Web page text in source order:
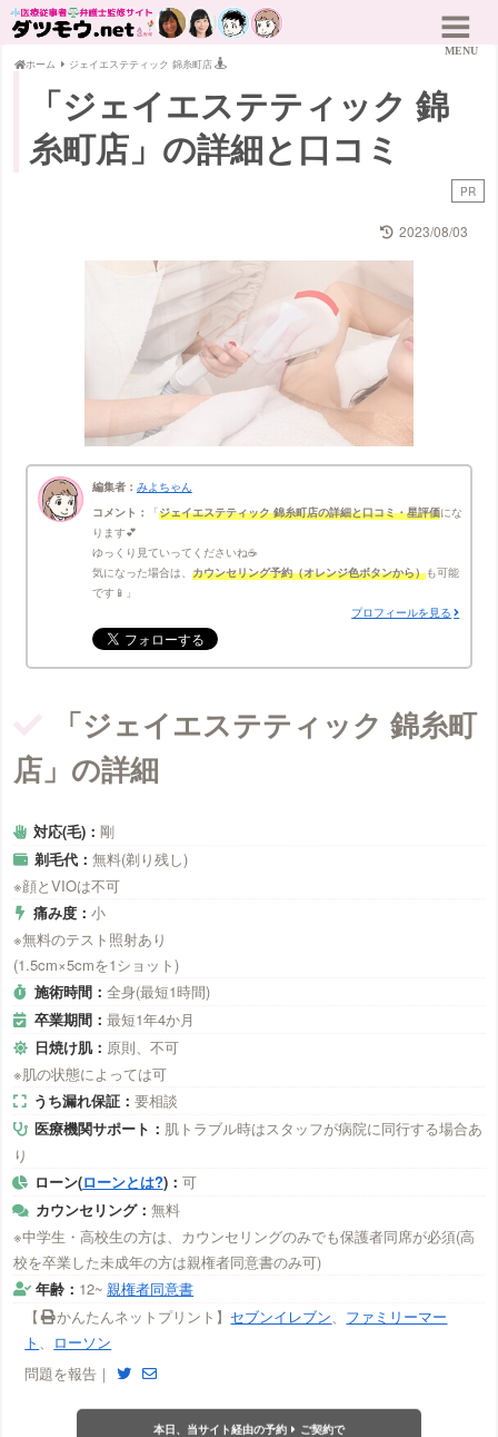
ホーム ジェイエステティック 錦糸町店
「ジェイエステティック 錦
糸町店」の詳細と口コミ
PR
2023/08/03
編集者： みよちゃん
コメント：
ジェイエステティック 錦糸町店の詳細と口コミ・星評価にな
ります💕
ゆっくり見ていってくださいね☕
気になった場合は、 カウンセリング予約（オレンジ色ボタンから）も可能
です📱
プロフィールを見る
「ジェイエステティック 錦糸町
店」の詳細
対応(毛)：剛
剃毛代：無料(剃り残し)
※顔とVIOは不可
痛み度：小
※無料のテスト照射あり
(1.5cm×5cmを1ショット)
施術時間： 全身(最短1時間)
卒業期間： 最短1年4か月
日焼け肌： 原則、不可
※肌の状態によっては可
うち漏れ保証： 要相談
医療機関サポート： 肌トラブル時はスタッフが病院に同行する場合あ
り
ローン(ローンとは?)： 可
カウンセリング： 無料
※中学生・高校生の方は、カウンセリングのみでも保護者同席が必須(高
校を卒業した未成年の方は親権者同意書のみ可)
年齢： 12~ 親権者同意書
【
かんたんネットプリント】 セブンイレブン
ファミリーマー
ト
ローソン
問題を報告｜
本日、当サイト経由の予約
ご契約で